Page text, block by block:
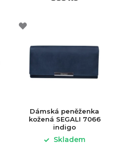
Dámská peněženka
kožená SEGALI 7066
indigo
Skladem